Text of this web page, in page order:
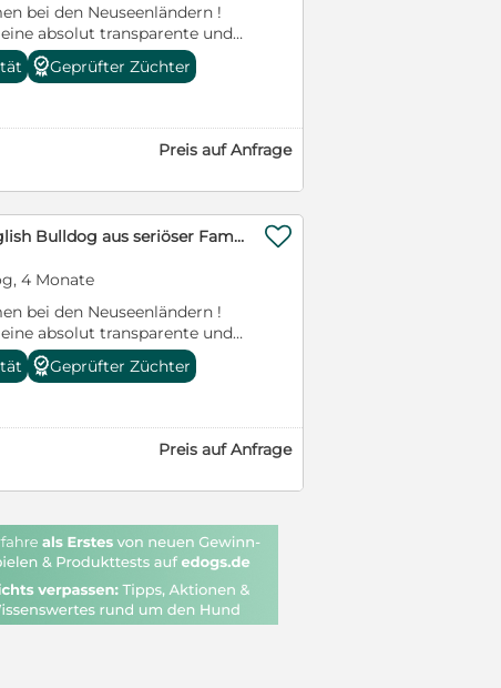
bei den Neuseenländern !
absolut transparente und
da wir der
seriöser Züchter alles offen
euere Le-Bulldogs.de
Geprüfter Züchter
Preis auf Anfrage
Sportliche Old English Bulldog aus seriöser Familienzucht
4 Monate
bei den Neuseenländern !
absolut transparente und
da wir der
seriöser Züchter alles offen
euere Le-Bulldogs.de

Geprüfter Züchter
Preis auf Anfrage